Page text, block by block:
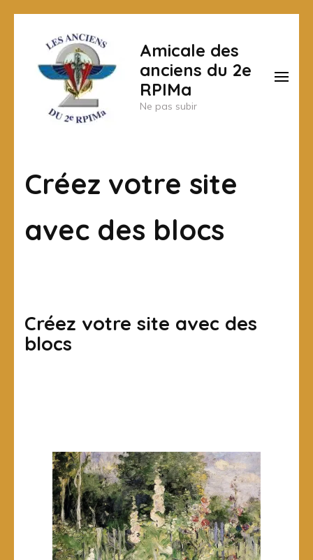
contenu
(Pressez
Entrée)
Amicale des
anciens du 2e
RPIMa
Ne pas subir
Créez votre site
avec des blocs
Créez votre site avec des
blocs